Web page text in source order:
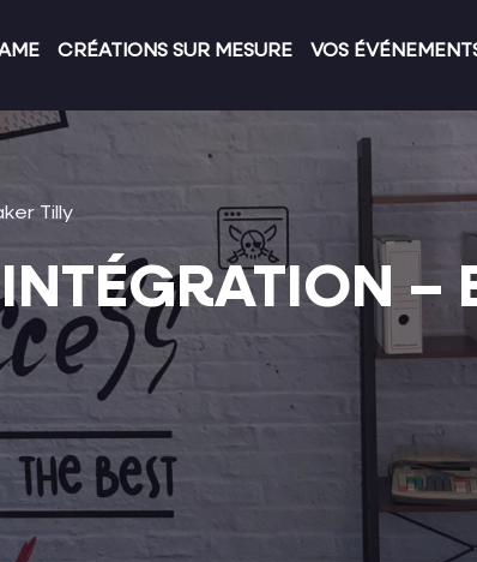
CRÉATIONS SUR MESURE VOS
Tilly
–